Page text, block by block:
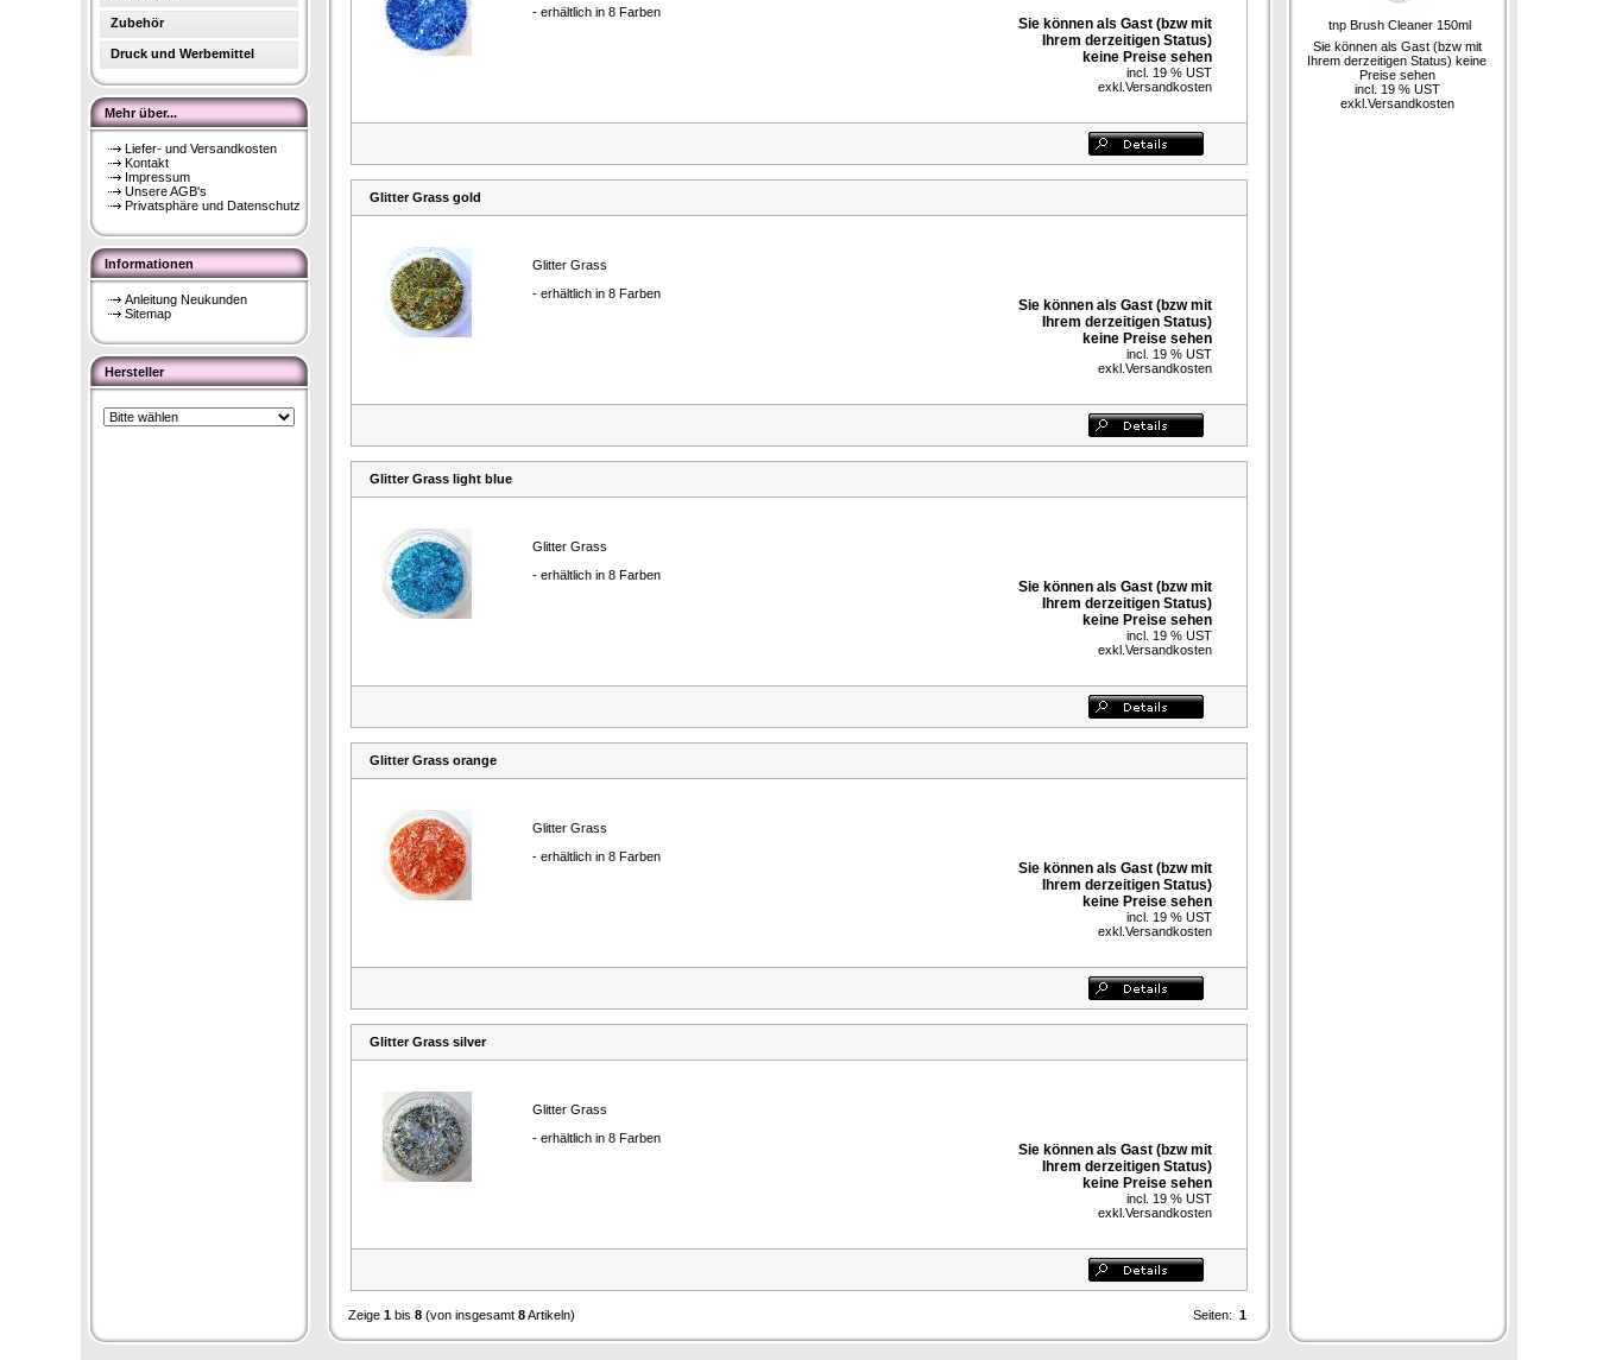
Zubehör
Druck und Werbemittel
Mehr über...
Liefer- und Versandkosten
Kontakt
Impressum
Unsere AGB's
Privatsphäre und Datenschutz
Informationen
Anleitung Neukunden
Sitemap
Hersteller
- erhältlich in 8 Farben
Sie können als Gast (bzw mit
Ihrem derzeitigen Status)
keine Preise sehen
incl. 19 % UST
exkl. Versandkosten
Glitter Grass gold
Glitter Grass
- erhältlich in 8 Farben
Sie können als Gast (bzw mit
Ihrem derzeitigen Status)
keine Preise sehen
incl. 19 % UST
exkl. Versandkosten
Glitter Grass light blue
Glitter Grass
- erhältlich in 8 Farben
Sie können als Gast (bzw mit
Ihrem derzeitigen Status)
keine Preise sehen
incl. 19 % UST
exkl. Versandkosten
Glitter Grass orange
Glitter Grass
- erhältlich in 8 Farben
Sie können als Gast (bzw mit
Ihrem derzeitigen Status)
keine Preise sehen
incl. 19 % UST
exkl. Versandkosten
Glitter Grass silver
Glitter Grass
- erhältlich in 8 Farben
Sie können als Gast (bzw mit
Ihrem derzeitigen Status)
keine Preise sehen
incl. 19 % UST
exkl. Versandkosten
Zeige 1bis 8(von insgesamt 8Artikeln) Seiten: 1
tnp Brush Cleaner 150ml
Sie können als Gast (bzw mit
Ihrem derzeitigen Status) keine
Preise sehen
incl. 19 % UST
exkl. Versandkosten